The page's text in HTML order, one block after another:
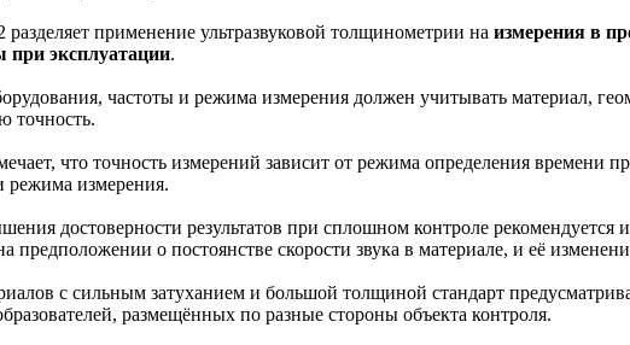
разделяет применение ультразвуковой толщинометрии на измерения в
эксплуатации.
частоты и режима измерения должен учитывать материал,
точность.
что точность измерений зависит от режима определения времени
режима измерения.
достоверности результатов при сплошном контроле рекомендуется
предположении о постоянстве скорости звука в материале, и её
с сильным затуханием и большой толщиной стандарт
размещённых по разные стороны объекта контроля.